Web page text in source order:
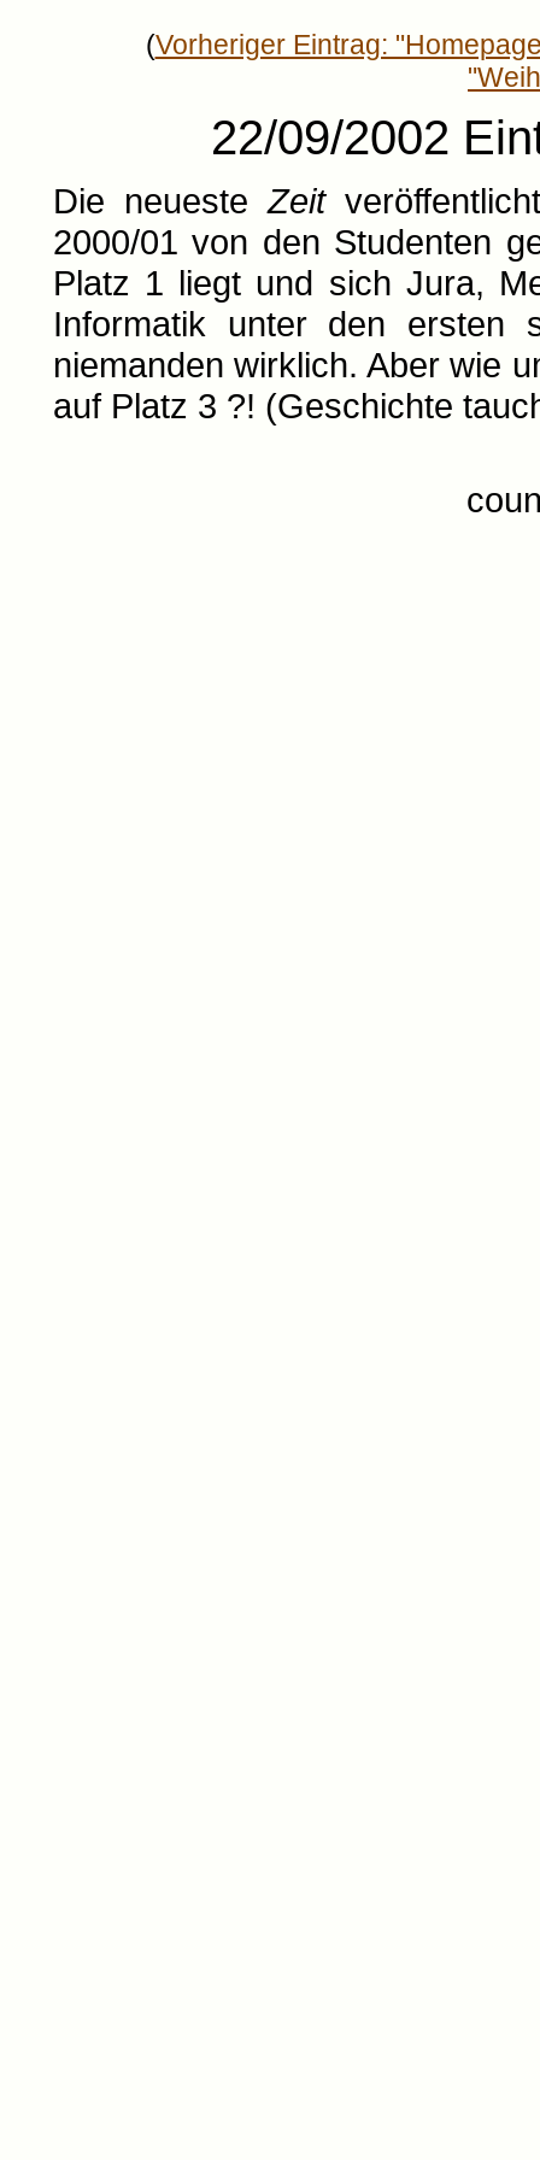
(Vorheriger Eintrag:
22/09/2002
Die neuesteZeit
2000/01 von den Studenten
Platz 1 liegt und sich Jura,
Informatik unter den ersten
niemanden wirklich. Aber wie
auf Platz 3 ?! (Geschichte